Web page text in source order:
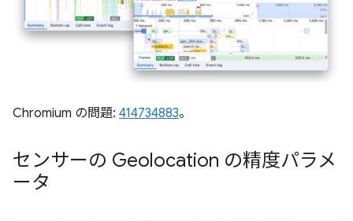
Chromium の問題: 414734883。
センサーの Geolocation の精度パラメ
ータ